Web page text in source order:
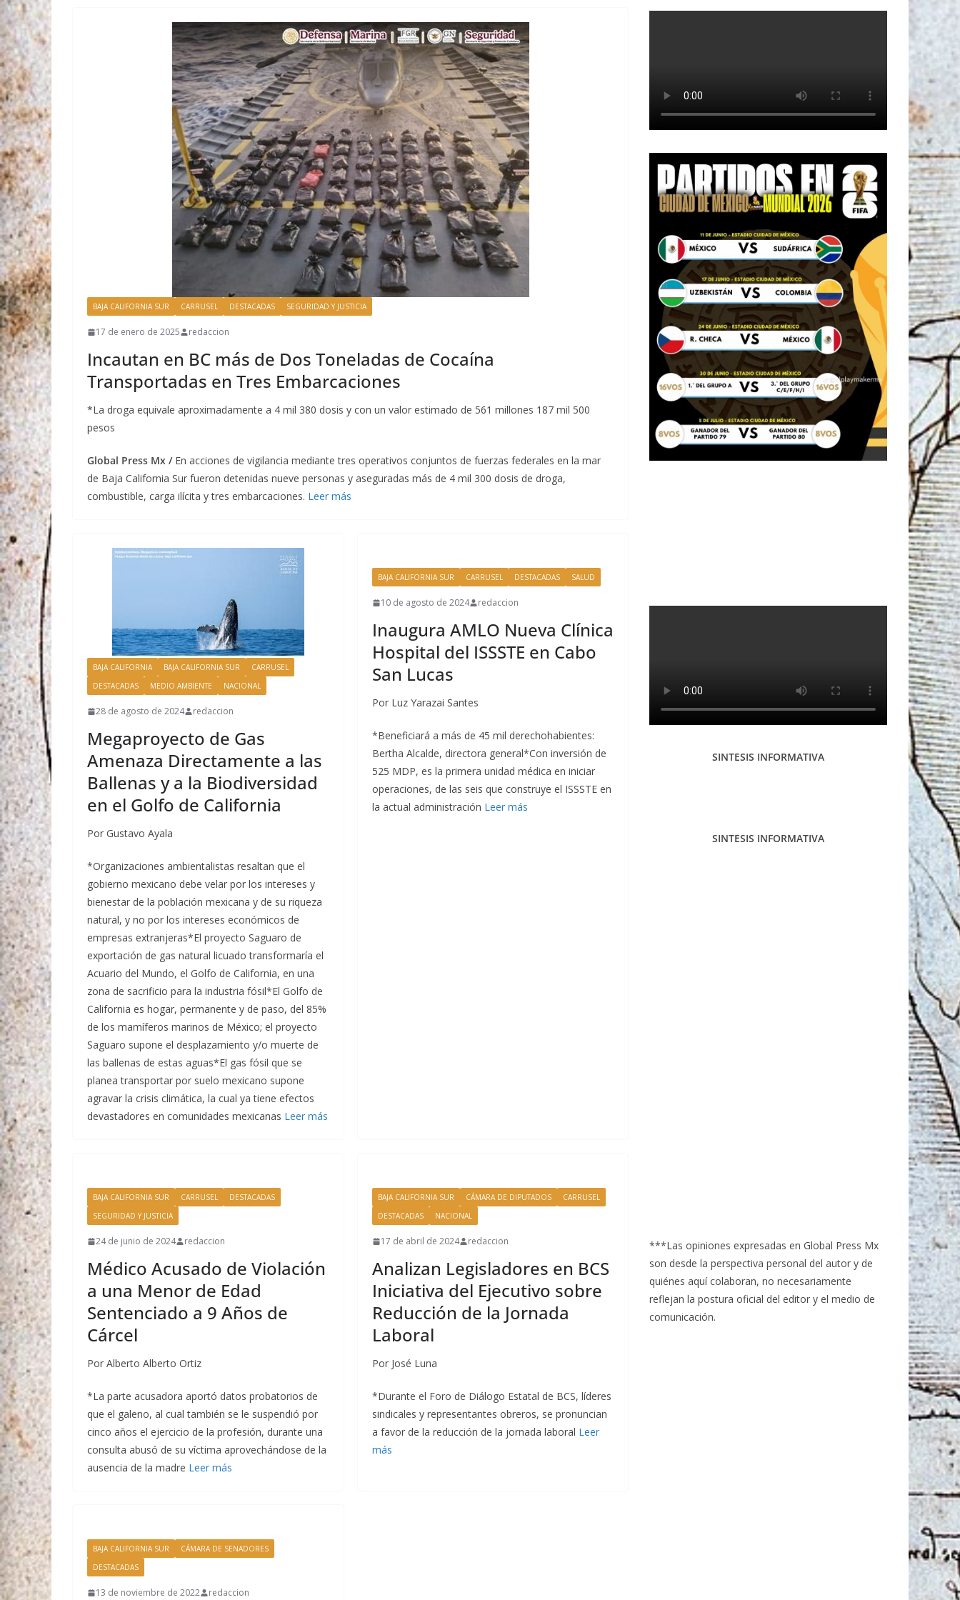
BAJA CALIFORNIA SUR CARRUSEL DESTACADAS SEGURIDAD Y JUSTICIA
17 de enero de 2025 redaccion
Incautan en BC más de Dos Toneladas de Cocaína
Transportadas en Tres Embarcaciones
*La droga equivale aproximadamente a 4 mil 380 dosis y con un valor estimado de 561 millones 187 mil 500
pesos
Global Press Mx /En acciones de vigilancia mediante tres operativos conjuntos de fuerzas federales en la mar
de Baja California Sur fueron detenidas nueve personas y aseguradas más de 4 mil 300 dosis de droga,
combustible, carga ilícita y tres embarcaciones. Leer más
BAJA CALIFORNIA BAJA CALIFORNIA SUR
CARRUSEL
DESTACADAS
MEDIO AMBIENTE NACIONAL
28 de agosto de 2024 redaccion
Megaproyecto de Gas
Amenaza Directamente a las
Ballenas y a la Biodiversidad
en el Golfo de California
Por Gustavo Ayala
*Organizaciones ambientalistas resaltan que el
gobierno mexicano debe velar por los intereses y
bienestar de la población mexicana y de su riqueza
natural, y no por los intereses económicos de
empresas extranjeras*El proyecto Saguaro de
exportación de gas natural licuado transformaría el
Acuario del Mundo, el Golfo de California, en una
zona de sacrificio para la industria fósil*El Golfo de
California es hogar, permanente y de paso, del 85%
de los mamíferos marinos de México; el proyecto
Saguaro supone el desplazamiento y/o muerte de
las ballenas de estas aguas*El gas fósil que se
planea transportar por suelo mexicano supone
agravar la crisis climática, la cual ya tiene efectos
devastadores en comunidades mexicanas Leer más
BAJA CALIFORNIA SUR CARRUSEL DESTACADAS SALUD
10 de agosto de 2024 redaccion
Inaugura AMLO Nueva Clínica
Hospital del ISSSTE en Cabo
San Lucas
Por Luz Yarazai Santes
*Beneficiará a más de 45 mil derechohabientes:
Bertha Alcalde, directora general*Con inversión de
525 MDP, es la primera unidad médica en iniciar
operaciones, de las seis que construye el ISSSTE en
la actual administración Leer más
BAJA CALIFORNIA SUR CARRUSEL
DESTACADAS
SEGURIDAD Y JUSTICIA
24 de junio de 2024 redaccion
Médico Acusado de Violación
a una Menor de Edad
Sentenciado a 9 Años de
Cárcel
Por Alberto Alberto Ortiz
*La parte acusadora aportó datos probatorios de
que el galeno, al cual también se le suspendió por
cinco años el ejercicio de la profesión, durante una
consulta abusó de su víctima aprovechándose de la
ausencia de la madre Leer más
BAJA CALIFORNIA SUR CÁMARA DE DIPUTADOS
CARRUSEL
DESTACADAS
NACIONAL
17 de abril de 2024 redaccion
Analizan Legisladores en BCS
Iniciativa del Ejecutivo sobre
Reducción de la Jornada
Laboral
Por José Luna
*Durante el Foro de Diálogo Estatal de BCS, líderes
sindicales y representantes obreros, se pronuncian
a favor de la reducción de la jornada laboral Leer
más
BAJA CALIFORNIA SUR
CÁMARA DE SENADORES
DESTACADAS
13 de noviembre de 2022 redaccion
SINTESIS INFORMATIVA
SINTESIS INFORMATIVA
***Las opiniones expresadas en Global Press Mx
son desde la perspectiva personal del autor y de
quiénes aquí colaboran, no necesariamente
reflejan la postura oficial del editor y el medio de
comunicación.